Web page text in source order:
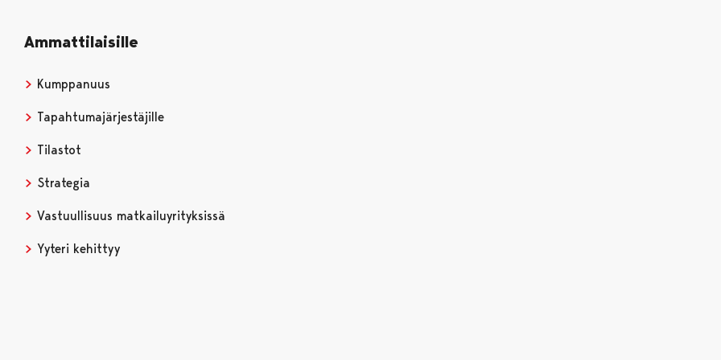
Ammattilaisille
Kumppanuus
Tapahtumajärjestäjille
Tilastot
Strategia
Vastuullisuus matkailuyrityksissä
Yyteri kehittyy